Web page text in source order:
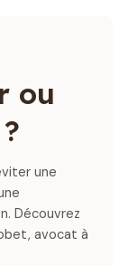
ou
une
Découvrez
avocat à